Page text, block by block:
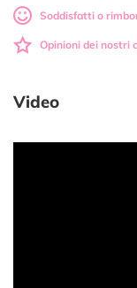
Soddisfatti o
Opinioni dei nostri
Video